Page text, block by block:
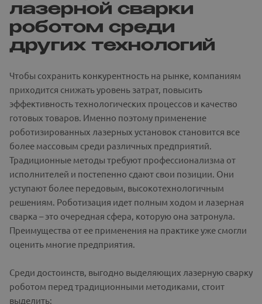
лазерной сварки
роботом среди
других технологий
Чтобы сохранить конкурентность на рынке, компаниям
приходится снижать уровень затрат, повысить
эффективность технологических процессов и качество
готовых товаров. Именно поэтому применение
роботизированных лазерных установок становится все
более массовым среди различных предприятий.
Традиционные методы требуют профессионализма от
исполнителей и постепенно сдают свои позиции. Они
уступают более передовым, высокотехнологичным
решениям. Роботизация идет полным ходом и лазерная
сварка – это очередная сфера, которую она затронула.
Преимущества от ее применения на практике уже смогли
оценить многие предприятия.
Среди достоинств, выгодно выделяющих лазерную сварку
роботом перед традиционными методиками, стоит
выделить: